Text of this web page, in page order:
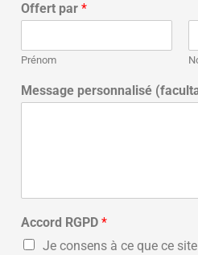
Offert par *
Prénom
Message personnalisé
Accord RGPD *
Je consens à ce que ce